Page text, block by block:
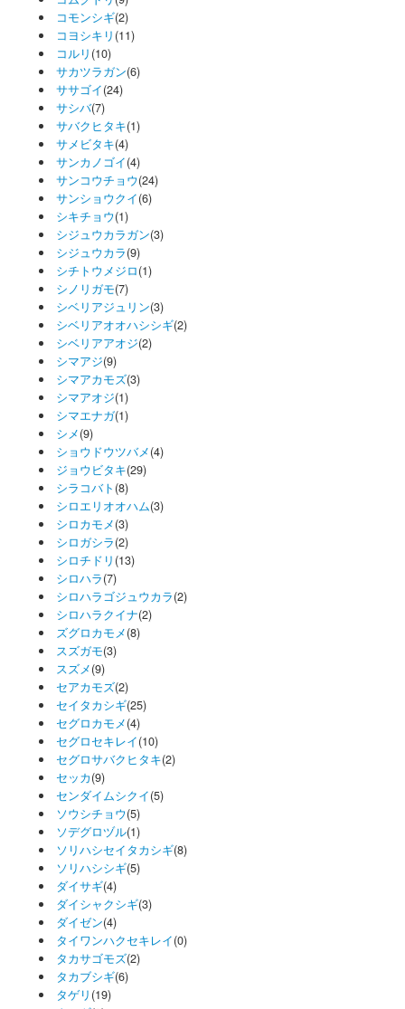
コモンシギ(2)
コヨシキリ (11)
コルリ (10)
サカツラガン(6)
ササゴイ(24)
サシバ(7)
サバクヒタキ(1)
サメビタキ(4)
サンカノゴイ(4)
サンコウチョウ(24)
サンショウクイ(6)
シキチョウ(1)
シジュウカラガン(3)
シジュウカラ(9)
シチトウメジロ(1)
シノリガモ(7)
シベリアジュリン(3)
シベリアオオハシシギ(2)
シベリアアオジ(2)
シマアジ(9)
シマアカモズ(3)
シマアオジ(1)
シマエナガ(1)
シメ(9)
ショウドウツバメ(4)
ジョウビタキ(29)
シラコバト (8)
シロエリオオハム(3)
シロカモメ(3)
シロガシラ(2)
シロチドリ (13)
シロハラ(7)
シロハラゴジュウカラ(2)
シロハラクイナ(2)
ズグロカモメ(8)
スズガモ(3)
スズメ(9)
セアカモズ(2)
セイタカシギ(25)
セグロカモメ(4)
セグロセキレイ(10)
セグロサバクヒタキ(2)
セッカ(9)
センダイムシクイ(5)
ソウシチョウ(5)
ソデグロヅル(1)
ソリハシセイタカシギ(8)
ソリハシシギ(5)
ダイサギ(4)
ダイシャクシギ(3)
ダイゼン(4)
タイワンハクセキレイ(0)
タカサゴモズ(2)
タカブシギ(6)
タゲリ (19)